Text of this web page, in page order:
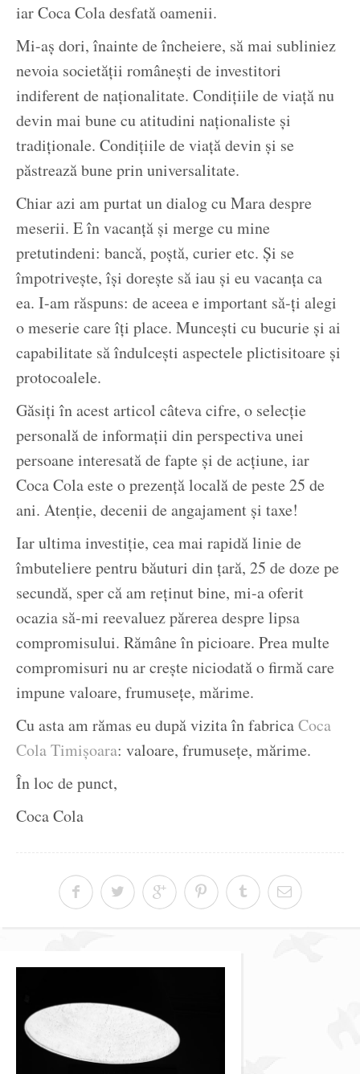
iar Coca Cola desfată oamenii.
Mi-aș dori, înainte de încheiere, să mai subliniez
nevoia societății românești de investitori
indiferent de naționalitate. Condițiile de viață nu
devin mai bune cu atitudini naționaliste și
tradiționale. Condițiile de viață devin și se
păstrează bune prin universalitate.
Chiar azi am purtat un dialog cu Mara despre
meserii. E în vacanță și merge cu mine
pretutindeni: bancă, poștă, curier etc. Și se
împotrivește, își dorește să iau și eu vacanța ca
ea. I-am răspuns: de aceea e important să-ți alegi
o meserie care îți place. Muncești cu bucurie și ai
capabilitate să îndulcești aspectele plictisitoare și
protocoalele.
Găsiți în acest articol câteva cifre, o selecție
personală de informații din perspectiva unei
persoane interesată de fapte și de acțiune, iar
Coca Cola este o prezență locală de peste 25 de
ani. Atenție, decenii de angajament și taxe!
Iar ultima investiție, cea mai rapidă linie de
îmbuteliere pentru băuturi din țară, 25 de doze pe
secundă, sper că am reținut bine, mi-a oferit
ocazia să-mi reevaluez părerea despre lipsa
compromisului. Rămâne în picioare. Prea multe
compromisuri nu ar crește niciodată o firmă care
impune valoare, frumusețe, mărime.
Cu asta am rămas eu după vizita în fabricaCoca
Cola Timișoara: valoare, frumusețe, mărime.
În loc de punct,
Coca Cola